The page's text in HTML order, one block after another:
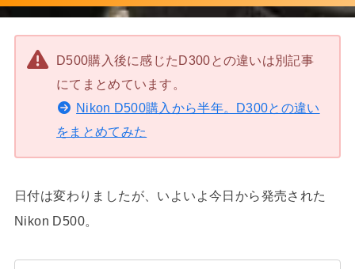
D500購入後に感じたD300との違いは別記事
にてまとめています。
Nikon D500購入から半年。D300との違い
をまとめてみた
日付は変わりましたが、いよいよ今日から発売された
Nikon D500。